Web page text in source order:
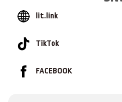
lit.link
TikTok
FACEBOOK